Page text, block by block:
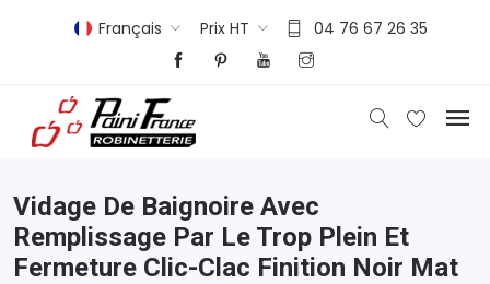
Français Prix HT 04 76 67 26 35
Vidage De Baignoire Avec
Remplissage Par Le Trop Plein Et
Fermeture Clic-Clac Finition Noir Mat